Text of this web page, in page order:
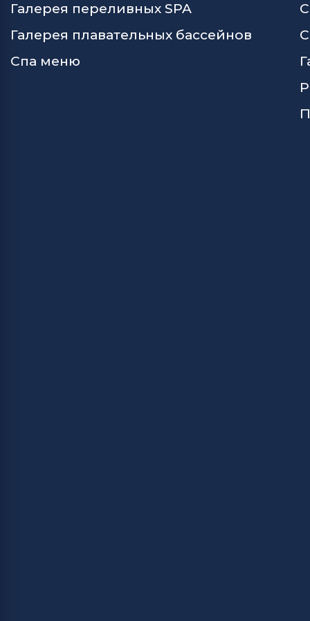
Галерея переливных SPA
Галерея плавательных бассейнов
Спа меню